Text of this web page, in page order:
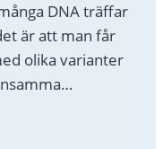
DNA träffar
är att man får
olika varianter